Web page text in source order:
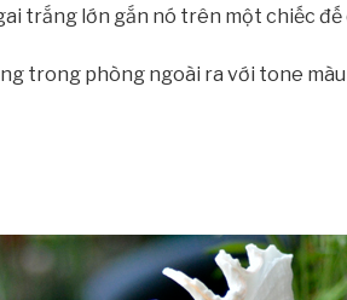
trắng lớn gắn nó trên một chiếc
trong phòng ngoài ra với tone